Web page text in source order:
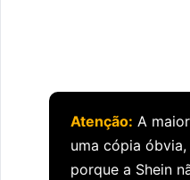
Atenção: A
uma cópia
porque a Shein